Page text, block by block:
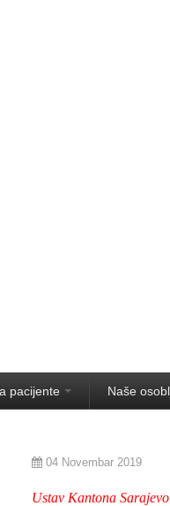
pacijente Naše
04 Novembar 2019
Ustav Kantona Sarajevo